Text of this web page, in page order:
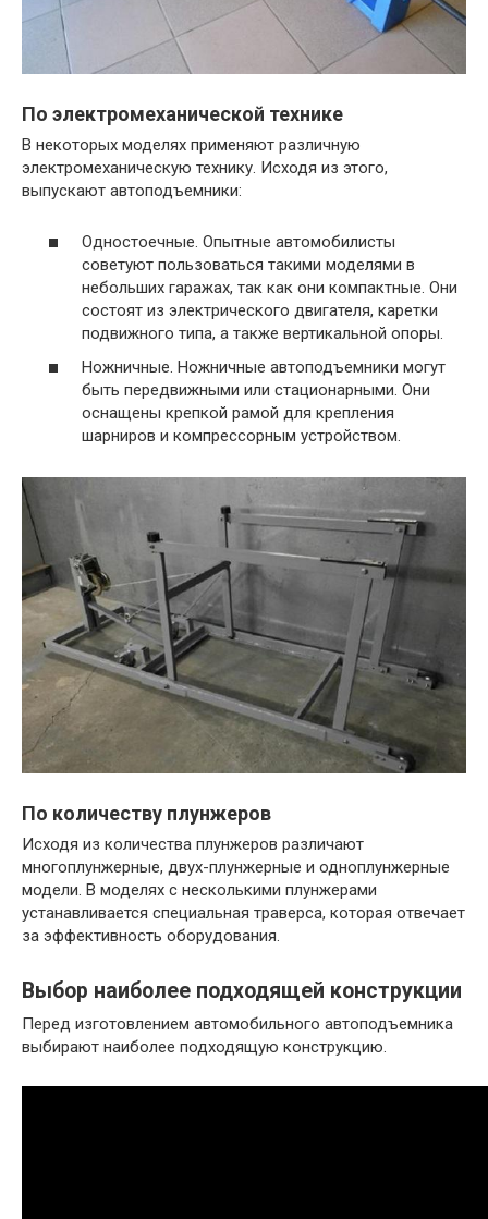
По электромеханической технике
В некоторых моделях применяют различную
электромеханическую технику. Исходя из этого,
выпускают автоподъемники:
Одностоечные. Опытные автомобилисты
советуют пользоваться такими моделями в
небольших гаражах, так как они компактные. Они
состоят из электрического двигателя, каретки
подвижного типа, а также вертикальной опоры.
Ножничные. Ножничные автоподъемники могут
быть передвижными или стационарными. Они
оснащены крепкой рамой для крепления
шарниров и компрессорным устройством.
По количеству плунжеров
Исходя из количества плунжеров различают
многоплунжерные, двух-плунжерные и одноплунжерные
модели. В моделях с несколькими плунжерами
устанавливается специальная траверса, которая отвечает
за эффективность оборудования.
Выбор наиболее подходящей конструкции
Перед изготовлением автомобильного автоподъемника
выбирают наиболее подходящую конструкцию.